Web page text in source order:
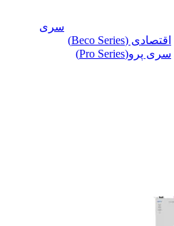
سری
اقتصادی (Beco Series)
سری پرو(Pro Series)